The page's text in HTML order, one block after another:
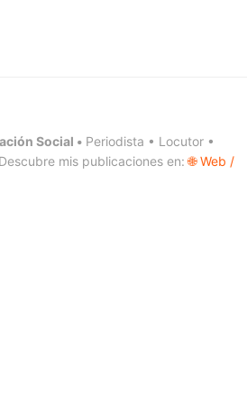
Social • Periodista • Locutor •
mis publicaciones en:🌐 Web /